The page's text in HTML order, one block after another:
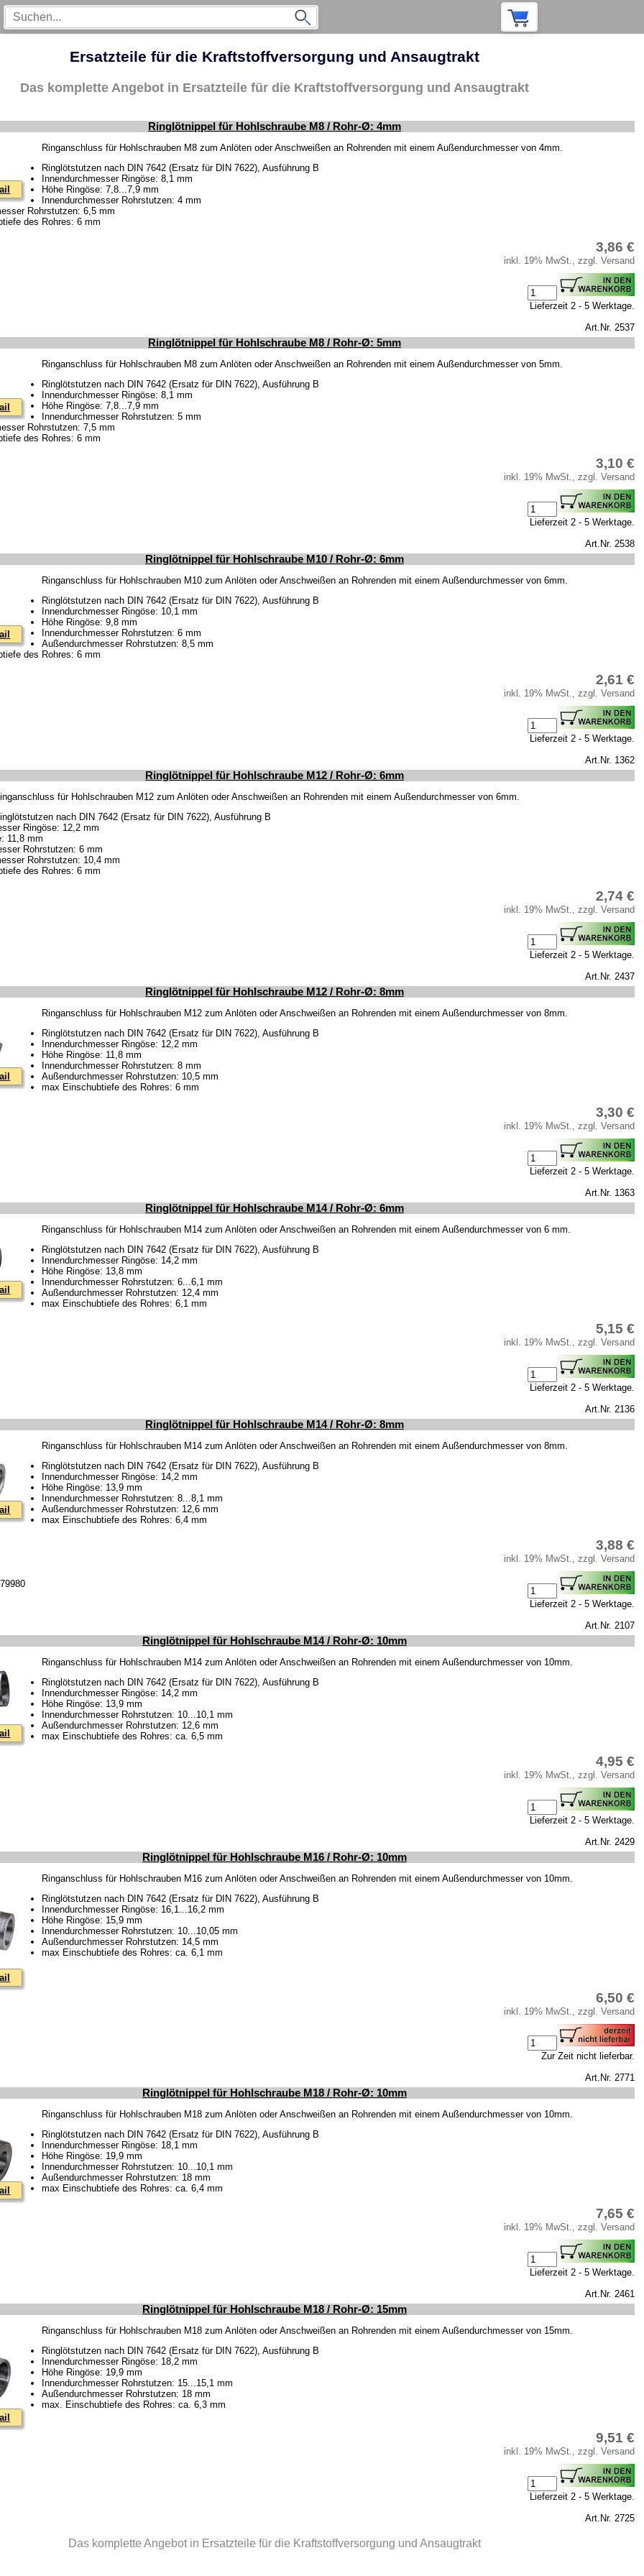
Ersatzteile für die Kraftstoffversorgung und Ansaugtrakt
Das komplette Angebot in Ersatzteile für die Kraftstoffversorgung und Ansaugtrakt
Ringlötnippel für Hohlschraube M8 / Rohr-Ø: 4mm
Ringanschluss für Hohlschrauben M8 zum Anlöten oder Anschweißen an Rohrenden mit einem Außendurchmesser von 4mm.
Ringlötstutzen nach DIN 7642 (Ersatz für DIN 7622), Ausführung B
Innendurchmesser Ringöse: 8,1 mm
Höhe Ringöse: 7,8...7,9 mm
Innendurchmesser Rohrstutzen: 4 mm
Rohrstutzen: 6,5 mm
des Rohres: 6 mm
3,86 €
inkl. 19% MwSt., zzgl. Versand
Lieferzeit 2 - 5 Werktage.
Art.Nr. 2537
Ringlötnippel für Hohlschraube M8 / Rohr-Ø: 5mm
Ringanschluss für Hohlschrauben M8 zum Anlöten oder Anschweißen an Rohrenden mit einem Außendurchmesser von 5mm.
Ringlötstutzen nach DIN 7642 (Ersatz für DIN 7622), Ausführung B
Innendurchmesser Ringöse: 8,1 mm
Höhe Ringöse: 7,8...7,9 mm
Innendurchmesser Rohrstutzen: 5 mm
Rohrstutzen: 7,5 mm
des Rohres: 6 mm
3,10 €
inkl. 19% MwSt., zzgl. Versand
Lieferzeit 2 - 5 Werktage.
Art.Nr. 2538
Ringlötnippel für Hohlschraube M10 / Rohr-Ø: 6mm
Ringanschluss für Hohlschrauben M10 zum Anlöten oder Anschweißen an Rohrenden mit einem Außendurchmesser von 6mm.
Ringlötstutzen nach DIN 7642 (Ersatz für DIN 7622), Ausführung B
Innendurchmesser Ringöse: 10,1 mm
Höhe Ringöse: 9,8 mm
Innendurchmesser Rohrstutzen: 6 mm
Außendurchmesser Rohrstutzen: 8,5 mm
des Rohres: 6 mm
2,61 €
inkl. 19% MwSt., zzgl. Versand
Lieferzeit 2 - 5 Werktage.
Art.Nr. 1362
Ringlötnippel für Hohlschraube M12 / Rohr-Ø: 6mm
für Hohlschrauben M12 zum Anlöten oder Anschweißen an Rohrenden mit einem Außendurchmesser von 6mm.
nach DIN 7642 (Ersatz für DIN 7622), Ausführung B
Ringöse: 12,2 mm
11,8 mm
Rohrstutzen: 6 mm
Rohrstutzen: 10,4 mm
des Rohres: 6 mm
2,74 €
inkl. 19% MwSt., zzgl. Versand
Lieferzeit 2 - 5 Werktage.
Art.Nr. 2437
Ringlötnippel für Hohlschraube M12 / Rohr-Ø: 8mm
Ringanschluss für Hohlschrauben M12 zum Anlöten oder Anschweißen an Rohrenden mit einem Außendurchmesser von 8mm.
Ringlötstutzen nach DIN 7642 (Ersatz für DIN 7622), Ausführung B
Innendurchmesser Ringöse: 12,2 mm
Höhe Ringöse: 11,8 mm
Innendurchmesser Rohrstutzen: 8 mm
Außendurchmesser Rohrstutzen: 10,5 mm
max Einschubtiefe des Rohres: 6 mm
3,30 €
inkl. 19% MwSt., zzgl. Versand
Lieferzeit 2 - 5 Werktage.
Art.Nr. 1363
Ringlötnippel für Hohlschraube M14 / Rohr-Ø: 6mm
Ringanschluss für Hohlschrauben M14 zum Anlöten oder Anschweißen an Rohrenden mit einem Außendurchmesser von 6 mm.
Ringlötstutzen nach DIN 7642 (Ersatz für DIN 7622), Ausführung B
Innendurchmesser Ringöse: 14,2 mm
Höhe Ringöse: 13,8 mm
Innendurchmesser Rohrstutzen: 6...6,1 mm
Außendurchmesser Rohrstutzen: 12,4 mm
max Einschubtiefe des Rohres: 6,1 mm
5,15 €
inkl. 19% MwSt., zzgl. Versand
Lieferzeit 2 - 5 Werktage.
Art.Nr. 2136
Ringlötnippel für Hohlschraube M14 / Rohr-Ø: 8mm
Ringanschluss für Hohlschrauben M14 zum Anlöten oder Anschweißen an Rohrenden mit einem Außendurchmesser von 8mm.
Ringlötstutzen nach DIN 7642 (Ersatz für DIN 7622), Ausführung B
Innendurchmesser Ringöse: 14,2 mm
Höhe Ringöse: 13,9 mm
Innendurchmesser Rohrstutzen: 8...8,1 mm
Außendurchmesser Rohrstutzen: 12,6 mm
max Einschubtiefe des Rohres: 6,4 mm
3,88 €
inkl. 19% MwSt., zzgl. Versand
Lieferzeit 2 - 5 Werktage.
Art.Nr. 2107
Ringlötnippel für Hohlschraube M14 / Rohr-Ø: 10mm
Ringanschluss für Hohlschrauben M14 zum Anlöten oder Anschweißen an Rohrenden mit einem Außendurchmesser von 10mm.
Ringlötstutzen nach DIN 7642 (Ersatz für DIN 7622), Ausführung B
Innendurchmesser Ringöse: 14,2 mm
Höhe Ringöse: 13,9 mm
Innendurchmesser Rohrstutzen: 10...10,1 mm
Außendurchmesser Rohrstutzen: 12,6 mm
max Einschubtiefe des Rohres: ca. 6,5 mm
4,95 €
inkl. 19% MwSt., zzgl. Versand
Lieferzeit 2 - 5 Werktage.
Art.Nr. 2429
Ringlötnippel für Hohlschraube M16 / Rohr-Ø: 10mm
Ringanschluss für Hohlschrauben M16 zum Anlöten oder Anschweißen an Rohrenden mit einem Außendurchmesser von 10mm.
Ringlötstutzen nach DIN 7642 (Ersatz für DIN 7622), Ausführung B
Innendurchmesser Ringöse: 16,1...16,2 mm
Höhe Ringöse: 15,9 mm
Innendurchmesser Rohrstutzen: 10...10,05 mm
Außendurchmesser Rohrstutzen: 14,5 mm
max Einschubtiefe des Rohres: ca. 6,1 mm
6,50 €
inkl. 19% MwSt., zzgl. Versand
Zur Zeit nicht lieferbar.
Art.Nr. 2771
Ringlötnippel für Hohlschraube M18 / Rohr-Ø: 10mm
Ringanschluss für Hohlschrauben M18 zum Anlöten oder Anschweißen an Rohrenden mit einem Außendurchmesser von 10mm.
Ringlötstutzen nach DIN 7642 (Ersatz für DIN 7622), Ausführung B
Innendurchmesser Ringöse: 18,1 mm
Höhe Ringöse: 19,9 mm
Innendurchmesser Rohrstutzen: 10...10,1 mm
Außendurchmesser Rohrstutzen: 18 mm
max Einschubtiefe des Rohres: ca. 6,4 mm
7,65 €
inkl. 19% MwSt., zzgl. Versand
Lieferzeit 2 - 5 Werktage.
Art.Nr. 2461
Ringlötnippel für Hohlschraube M18 / Rohr-Ø: 15mm
Ringanschluss für Hohlschrauben M18 zum Anlöten oder Anschweißen an Rohrenden mit einem Außendurchmesser von 15mm.
Ringlötstutzen nach DIN 7642 (Ersatz für DIN 7622), Ausführung B
Innendurchmesser Ringöse: 18,2 mm
Höhe Ringöse: 19,9 mm
Innendurchmesser Rohrstutzen: 15...15,1 mm
Außendurchmesser Rohrstutzen: 18 mm
max. Einschubtiefe des Rohres: ca. 6,3 mm
9,51 €
inkl. 19% MwSt., zzgl. Versand
Lieferzeit 2 - 5 Werktage.
Art.Nr. 2725
Das komplette Angebot in Ersatzteile für die Kraftstoffversorgung und Ansaugtrakt